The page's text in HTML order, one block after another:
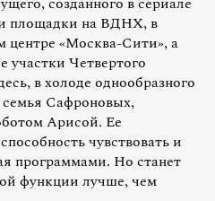
площадки на ВДНХ, в
центре «Москва-Сити», а
участки Четвертого
в холоде однообразного
семья Сафроновых,
Арисой. Ее
чувствовать и
программами. Но станет
функции лучше, чем